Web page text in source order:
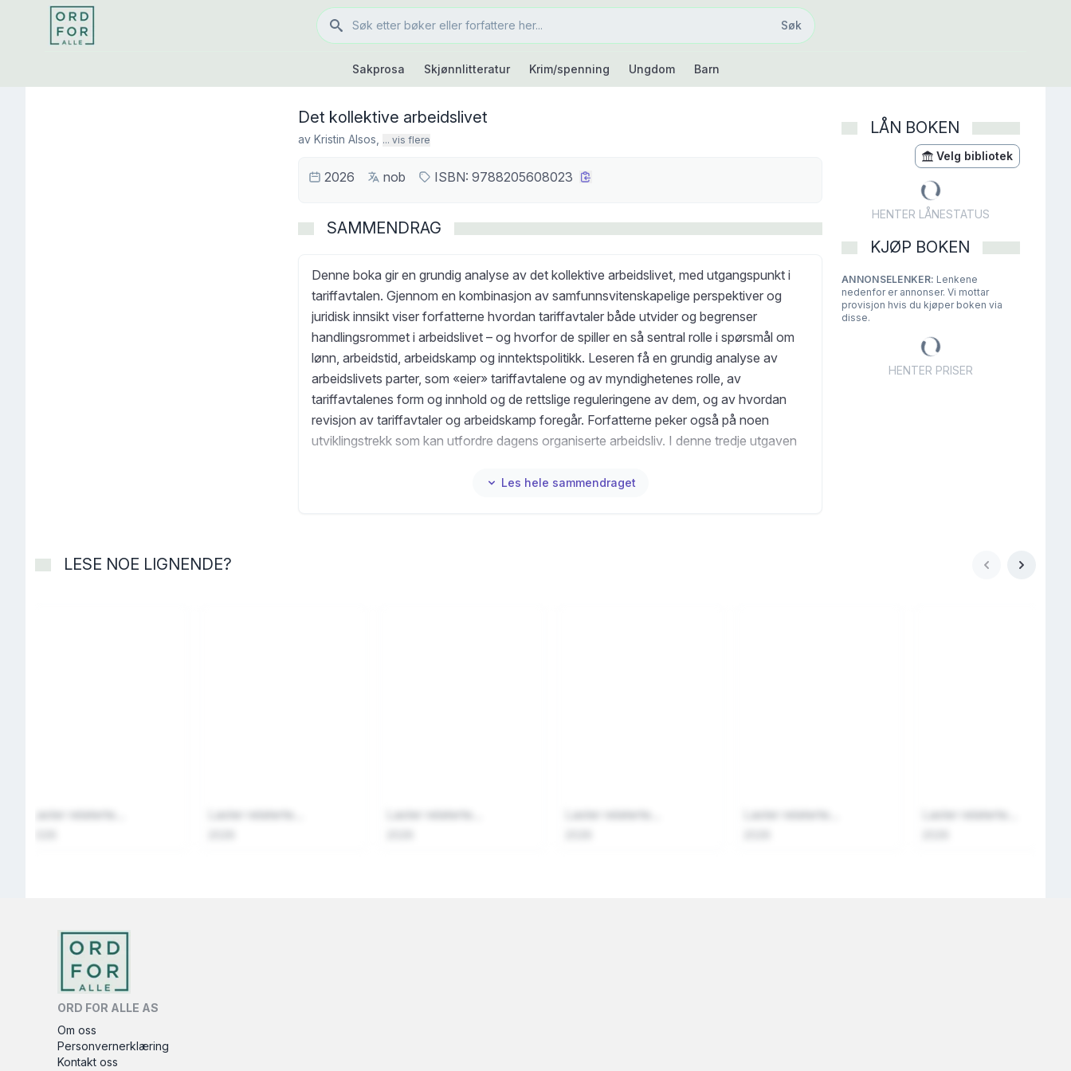
Søk
Søk
Sakprosa Skjønnlitteratur Krim/spenning Ungdom Barn
Det kollektive arbeidslivet
av Kristin Alsos ... vis flere
2026 nob ISBN: 9788205608023
SAMMENDRAG
Denne boka gir en grundig analyse av det kollektive arbeidslivet, med utgangspunkt i
tariffavtalen. Gjennom en kombinasjon av samfunnsvitenskapelige perspektiver og
juridisk innsikt viser forfatterne hvordan tariffavtaler både utvider og begrenser
handlingsrommet i arbeidslivet – og hvorfor de spiller en så sentral rolle i spørsmål om
lønn, arbeidstid, arbeidskamp og inntektspolitikk. Leseren få en grundig analyse av
arbeidslivets parter, som «eier» tariffavtalene og av myndighetenes rolle, av
tariffavtalenes form og innhold og de rettslige reguleringene av dem, og av hvordan
revisjon av tariffavtaler og arbeidskamp foregår. Forfatterne peker også på noen
utviklingstrekk som kan utfordre dagens organiserte arbeidsliv. I denne tredje utgaven
den arbeidsrettslige utviklingen oppdatert. Utgaven tar for seg lønnsoppgjørene fram til
Les hele sammendraget
LÅN BOKEN
Velg bibliotek
HENTER LÅNESTATUS
KJØP BOKEN
ANNONSELENKER: Lenkene
nedenfor er annonser. Vi mottar
provisjon hvis du kjøper boken via
disse.
HENTER PRISER
LESE NOE LIGNENDE?
Laster relaterte... Laster relaterte... Laster relaterte... Laster relaterte... Laster relaterte... Laster relaterte...
ORD FOR ALLE AS
Om oss
Personvernerklæring
Kontakt oss